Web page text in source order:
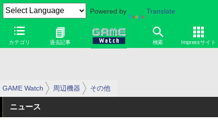
Powered by Translate
カテゴリ 過去記事 検索 Impressサイト
GAME Watch 周辺機器 その他
ニュース